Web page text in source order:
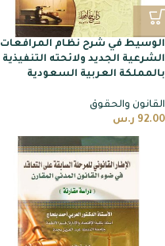
الوسيط في شرح نظام المرافعات
الشرعية الجديد ولائحته التنفيذية
بالمملكة العربية السعودية
القانون والحقوق
92.00 ر.س